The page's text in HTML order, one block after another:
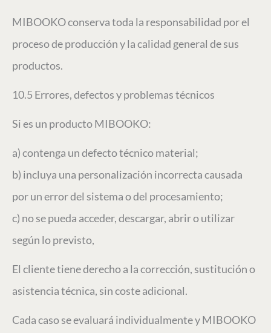
MIBOOKO conserva toda la responsabilidad por el
proceso de producción y la calidad general de sus
productos.
10.5 Errores, defectos y problemas técnicos
Si es un producto MIBOOKO:
a) contenga un defecto técnico material;
b) incluya una personalización incorrecta causada
por un error del sistema o del procesamiento;
c) no se pueda acceder, descargar, abrir o utilizar
según lo previsto,
El cliente tiene derecho a la corrección, sustitución o
asistencia técnica, sin coste adicional.
Cada caso se evaluará individualmente y MIBOOKO